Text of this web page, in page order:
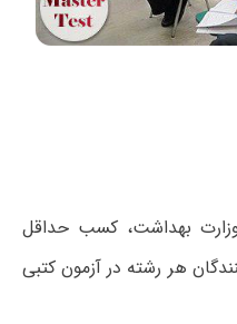
قبولی در کنکور ارشد ۹۷ وزارت بهداشت، کسب حداقل
هر رشته در آزمون کتبی